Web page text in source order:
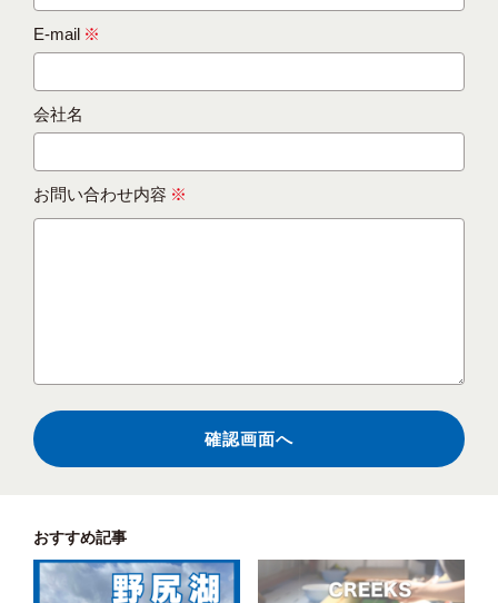
E-mail ※
会社名
お問い合わせ内容 ※
おすすめ記事